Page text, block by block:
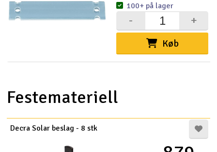
Køb
+
-
100+ på lager
Festemateriell
Decra Solar beslag - 8 stk